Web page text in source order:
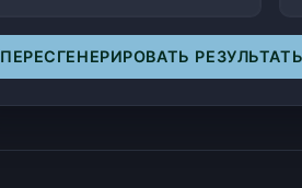
ПЕРЕСГЕНЕРИРОВАТЬ